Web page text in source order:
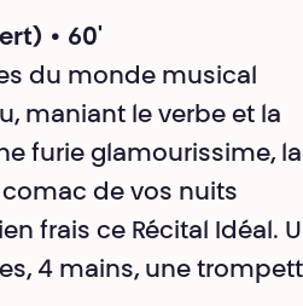
• 60'
du monde musical
maniant le verbe et la
furie glamourissime, la
de vos nuits
frais ce Récital Idéal.
4 mains, une